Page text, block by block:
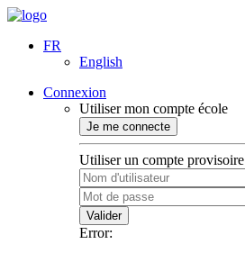
FR
English
Connexion
Utiliser mon compte école
Je me connecte
Utiliser un compte provisoire
Valider
Error: